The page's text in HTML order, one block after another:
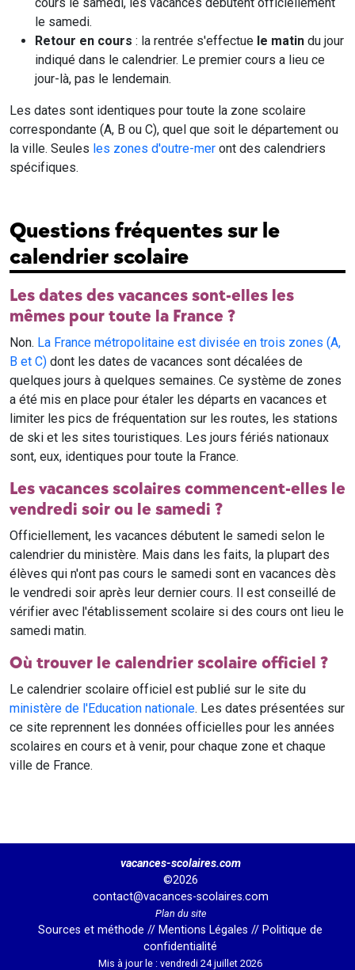
le samedi.
Retour en cours : la rentrée s'effectue le matin du jour
indiqué dans le calendrier. Le premier cours a lieu ce
jour-là, pas le lendemain.
Les dates sont identiques pour toute la zone scolaire
correspondante (A, B ou C), quel que soit le département ou
la ville. Seules les zones d'outre-mer ont des calendriers
spécifiques.
Questions fréquentes sur le
calendrier scolaire
Les dates des vacances sont-elles les
mêmes pour toute la France ?
Non. La France métropolitaine est divisée en trois zones (A,
B et C) dont les dates de vacances sont décalées de
quelques jours à quelques semaines. Ce système de zones
a été mis en place pour étaler les départs en vacances et
limiter les pics de fréquentation sur les routes, les stations
de ski et les sites touristiques. Les jours fériés nationaux
sont, eux, identiques pour toute la France.
Les vacances scolaires commencent-elles le
vendredi soir ou le samedi ?
Officiellement, les vacances débutent le samedi selon le
calendrier du ministère. Mais dans les faits, la plupart des
élèves qui n'ont pas cours le samedi sont en vacances dès
le vendredi soir après leur dernier cours. Il est conseillé de
vérifier avec l'établissement scolaire si des cours ont lieu le
samedi matin.
Où trouver le calendrier scolaire officiel ?
Le calendrier scolaire officiel est publié sur le site du
ministère de l'Education nationale. Les dates présentées sur
ce site reprennent les données officielles pour les années
scolaires en cours et à venir, pour chaque zone et chaque
ville de France.
vacances-scolaires.com
©2026
contact@vacances-scolaires.com
Plan du site
Sources et méthode // Mentions Légales // Politique de
confidentialité
Mis à jour le : vendredi 24 juillet 2026